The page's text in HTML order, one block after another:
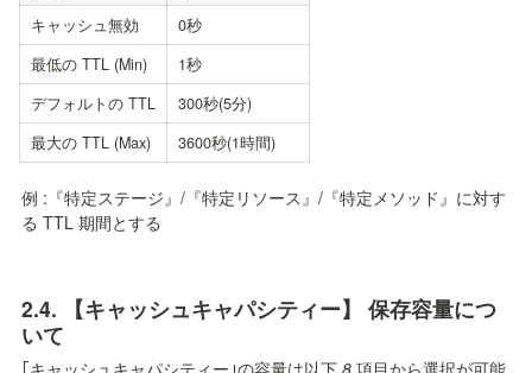
キャッシュ無効
0秒
最低の TTL (Min)
1秒
デフォルトの TTL
300秒(5分)
最大の TTL (Max)
3600秒(1時間)
例 :『特定ステージ』/『特定リソース』/『特定メソッド』に対す
る TTL 期間とする
2.4. 【キャッシュキャパシティー】 保存容量につ
いて